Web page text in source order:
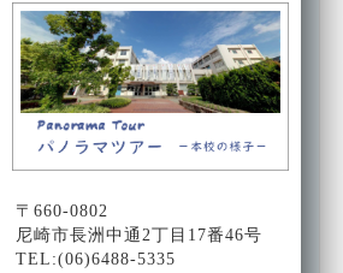
〒660-0802
尼崎市長洲中通2丁目17番46号
TEL:(06)6488-5335